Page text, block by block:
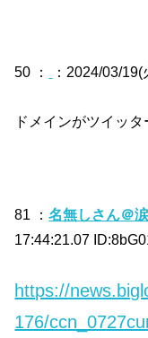
50 ： ：2024/03/
ドメインがツイッタ
81 ：名無しさん＠涙
17:44:21.07
https://
176/